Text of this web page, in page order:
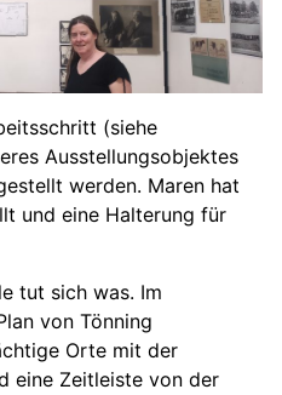
(siehe
Ausstellungsobjektes
werden. Maren hat
und eine Halterung für
tut sich was. Im
von Tönning
Orte mit der
eine Zeitleiste von der